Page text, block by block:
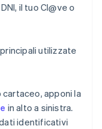
il tuo Cl@ve o
utilizzate
apponi la
in alto a sinistra.
identificativi